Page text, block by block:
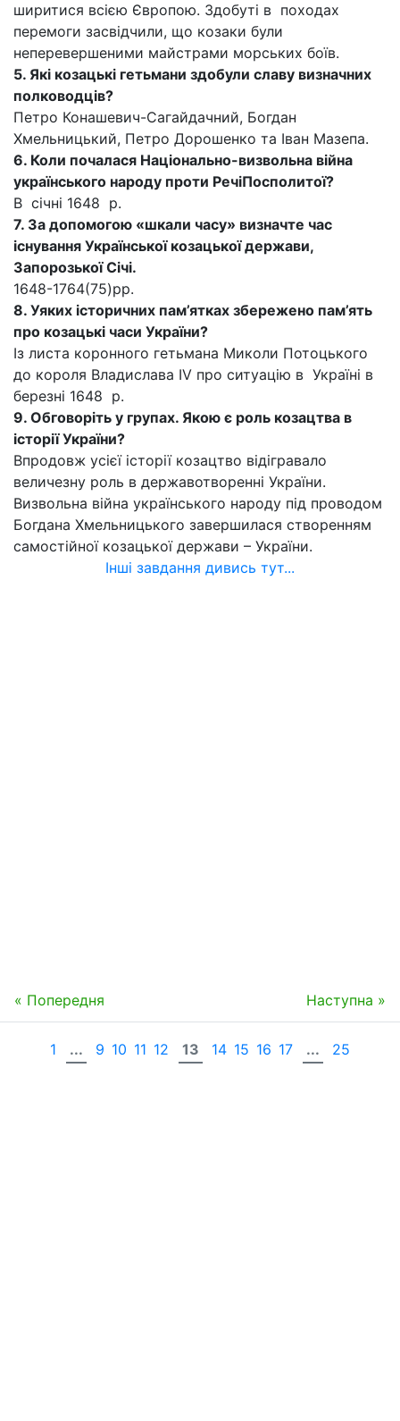
ширитися всією Європою. Здобуті в походах
перемоги засвідчили, що козаки були
неперевершеними майстрами морських боїв.
5. Які козацькі гетьмани здобули славу визначних
полководців?
Петро Конашевич-Сагайдачний, Богдан
Хмельницький, Петро Дорошенко та Іван Мазепа.
6. Коли почалася Національно-визвольна війна
українського народу проти РечіПосполитої?
В січні 1648 р.
7. За допомогою «шкали часу» визначте час
існування Української козацької держави,
Запорозької Січі.
1648-1764(75)рр.
8. Уяких історичних пам’ятках збережено пам’ять
про козацькі часи України?
Із листа коронного гетьмана Миколи Потоцького
до короля Владислава IV про ситуацію в Україні в
березні 1648 р.
9. Обговоріть у групах. Якою є роль козацтва в
історії України?
Впродовж усієї історії козацтво відігравало
величезну роль в державотворенні України.
Визвольна війна українського народу під проводом
Богдана Хмельницького завершилася створенням
самостійної козацької держави – України.
Інші завдання дивись тут...
« Попередня Наступна »
1 ... 9 10 11 12 13 14 15 16 17 ... 25